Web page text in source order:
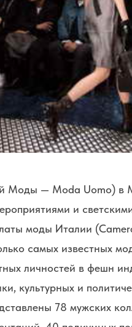
Моды — Moda Uomo) в
и
моды Италии
самых известных
личностей в фешн
культурных и
78 мужских